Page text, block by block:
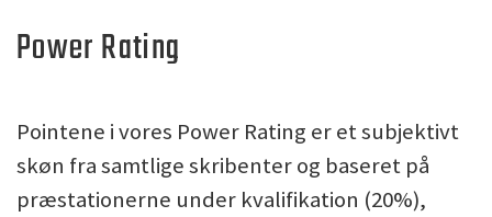
Power Rating
Pointene i vores Power Rating er et subjektivt
skøn fra samtlige skribenter og baseret på
præstationerne under kvalifikation (20%),